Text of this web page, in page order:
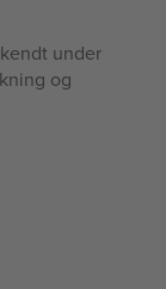
under
og